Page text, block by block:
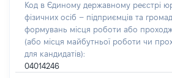
Код в Єдиному державному реєстрі
фізичних осіб – підприємців та
формувань місця роботи або
(або місця майбутньої роботи чи
для кандидатів):
04014246